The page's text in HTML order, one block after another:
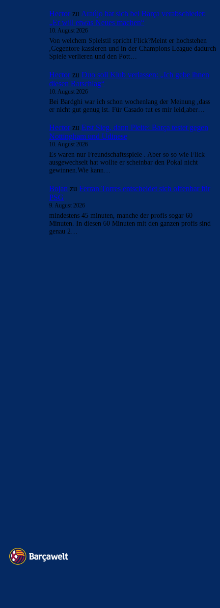
Hectorzu Araújo hat sich bei Barça verabschiedet:
„Er will etwas Neues machen“
10. August 2026
Von welchem Spielstil spricht Flick?Meint er hochstehen
,Gegentore kassieren und in der Champions League dadurch
Spiele verlieren und den Pott…
Hectorzu Duo soll Klub verlassen: „Ich gebe ihnen
diesen Ratschlag“
10. August 2026
Bei Bardghi war ich schon wochenlang der Meinung ,dass
er nicht gut genug ist. Für Casado tut es mir leid,aber…
Hectorzu Erst Sieg, dann Pleite: Barça testet gegen
Nottingham und Udinese
10. August 2026
Es waren nur Freundschaftsspiele . Aber so so wie Flick
ausgewechselt hat wollte er scheinbar den Pokal nicht
gewinnen.Wie kann…
Bojan zu Ferran Torres entscheidet sich offenbar für
PSG
9. August 2026
mindestens 45 minuten, manche der profis sogar 60
Minuten. In diesen 60 Minuten mit den ganzen profis sind
genau 2…